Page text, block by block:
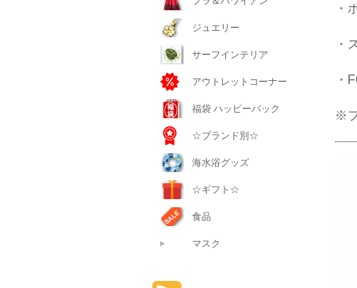
・
・
・
※
ジュエリー
サーフインテリア
アウトレットコーナー
福袋 ハッピーバック
☆ブランド別☆
海水浴グッズ
☆ギフト☆
食品
マスク